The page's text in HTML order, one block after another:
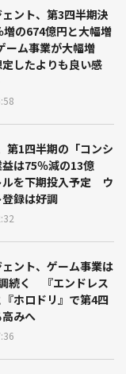
ント、第3四半期決
の674億円と大幅増
ム事業が大幅増
したよりも良い感
第1四半期の「コンシ
は75％減の13億
を下期投入予定 ウ
録は好調
ント、ゲーム事業は
続く 『エンドレス
ホロドリ』で第4四
みへ